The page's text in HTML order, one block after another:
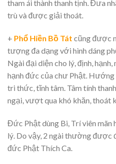
tham ái thành thanh tịnh. Đưa
trù và được giải thoát.
+ Phổ Hiền Bồ Tát cũng được
tượng đa dạng với hình dáng
Ngài đại diện cho lý, định,
hạnh đức của chư Phật.
tri thức, tĩnh tâm. Tâm tính
ngại, vượt qua khó khăn, thoát
Đức Phật dùng Bi, Trí viên mãn
lý. Do vậy, 2 ngài thường được
đức Phật Thích Ca.